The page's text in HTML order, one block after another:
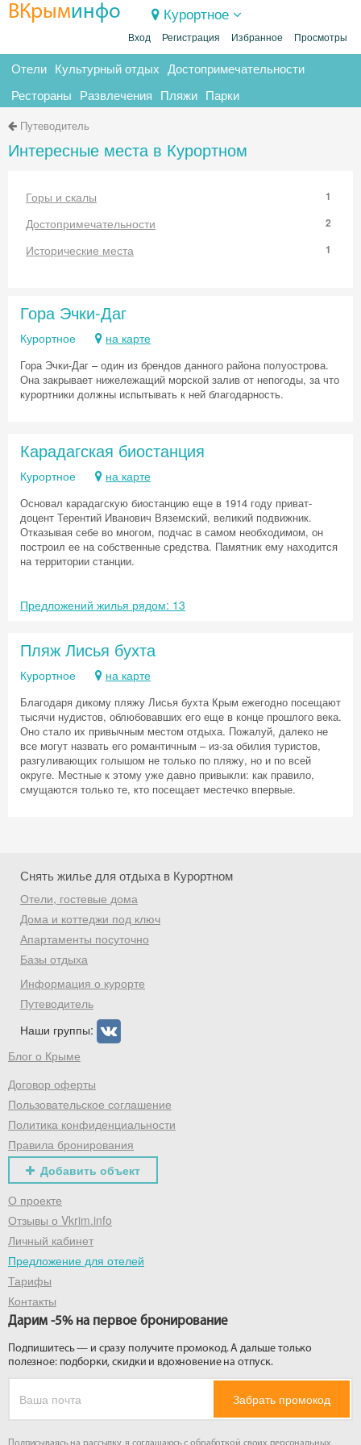
ВКрыминфо Курортное
Вход Регистрация Избранное Просмотры
Отели Культурный отдых Достопримечательности
Рестораны Развлечения Пляжи Парки
Путеводитель
Интересные места в Курортном
Горы и скалы 1
Достопримечательности 2
Исторические места 1
Гора Эчки-Даг
Курортное на карте
Гора Эчки-Даг – один из брендов данного района полуострова.
Она закрывает нижележащий морской залив от непогоды, за что
курортники должны испытывать к ней благодарность.
Карадагская биостанция
Курортное на карте
Основал карадагскую биостанцию еще в 1914 году приват-
доцент Терентий Иванович Вяземский, великий подвижник.
Отказывая себе во многом, подчас в самом необходимом, он
построил ее на собственные средства. Памятник ему находится
на территории станции.
Предложений жилья рядом: 13
Пляж Лисья бухта
Курортное на карте
Благодаря дикому пляжу Лисья бухта Крым ежегодно посещают
тысячи нудистов, облюбовавших его еще в конце прошлого века.
Оно стало их привычным местом отдыха. Пожалуй, далеко не
все могут назвать его романтичным – из-за обилия туристов,
разгуливающих голышом не только по пляжу, но и по всей
округе. Местные к этому уже давно привыкли: как правило,
смущаются только те, кто посещает местечко впервые.
Снять жилье для отдыха в Курортном
Отели, гостевые дома
Дома и коттеджи под ключ
Апартаменты посуточно
Базы отдыха
Информация о курорте
Путеводитель
Наши группы:
Блог о Крыме
Договор оферты
Пользовательское соглашение
Политика конфиденциальности
Правила бронирования
Добавить объект
О проекте
Отзывы о Vkrim.info
Личный кабинет
Предложение для отелей
Тарифы
Контакты
Дарим -5% на первое бронирование
Подпишитесь — и сразу получите промокод. А дальше только
полезное: подборки, скидки и вдохновение на отпуск.
Забрать промокод
Получить промокод